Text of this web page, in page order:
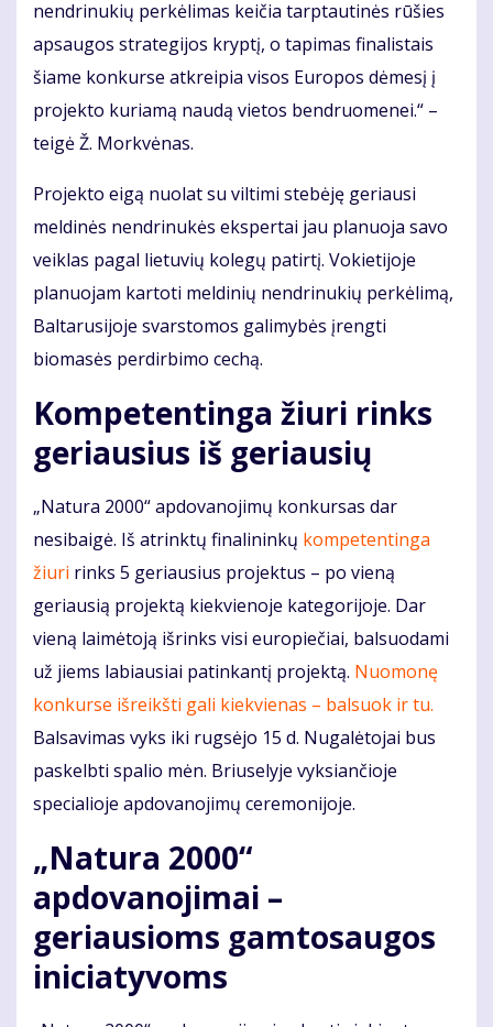
nendrinukių perkėlimas keičia tarptautinės rūšies
apsaugos strategijos kryptį, o tapimas finalistais
šiame konkurse atkreipia visos Europos dėmesį į
projekto kuriamą naudą vietos bendruomenei.“ –
teigė Ž. Morkvėnas.
Projekto eigą nuolat su viltimi stebėję geriausi
meldinės nendrinukės ekspertai jau planuoja savo
veiklas pagal lietuvių kolegų patirtį. Vokietijoje
planuojam kartoti meldinių nendrinukių perkėlimą,
Baltarusijoje svarstomos galimybės įrengti
biomasės perdirbimo cechą.
Kompetentinga žiuri rinks
geriausius iš geriausių
„Natura 2000“ apdovanojimų konkursas dar
nesibaigė. Iš atrinktų finalininkų kompetentinga
žiuri rinks 5 geriausius projektus – po vieną
geriausią projektą kiekvienoje kategorijoje. Dar
vieną laimėtoją išrinks visi europiečiai, balsuodami
už jiems labiausiai patinkantį projektą. Nuomonę
konkurse išreikšti gali kiekvienas – balsuok ir tu.
Balsavimas vyks iki rugsėjo 15 d. Nugalėtojai bus
paskelbti spalio mėn. Briuselyje vyksiančioje
specialioje apdovanojimų ceremonijoje.
„Natura 2000“
apdovanojimai –
geriausioms gamtosaugos
iniciatyvoms